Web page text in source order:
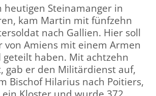
heutigen Steinamanger in
kam Martin mit fünfzehn
nach Gallien. Hier soll
von Amiens mit einem Armen
haben. Mit achtzehn
gab er den Militärdienst auf,
Bischof Hilarius nach Poitiers,